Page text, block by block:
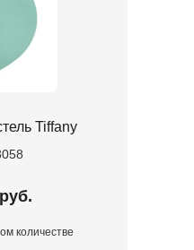
Tiffany
количестве